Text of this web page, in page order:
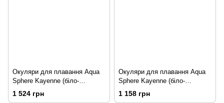
Окуляри для плавання Aqua
Sphere Kayenne (біло-
червоний, дзеркальні лінзи)
1 524 грн
Окуляри для плавання Aqua
Sphere Kayenne (біло-
червоний, затемнені лінзи)
1 158 грн